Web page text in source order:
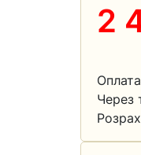
2
Через